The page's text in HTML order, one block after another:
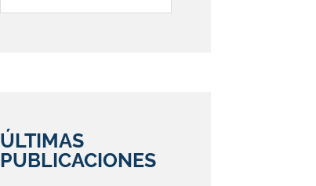
ÚLTIMAS
PUBLICACIONES